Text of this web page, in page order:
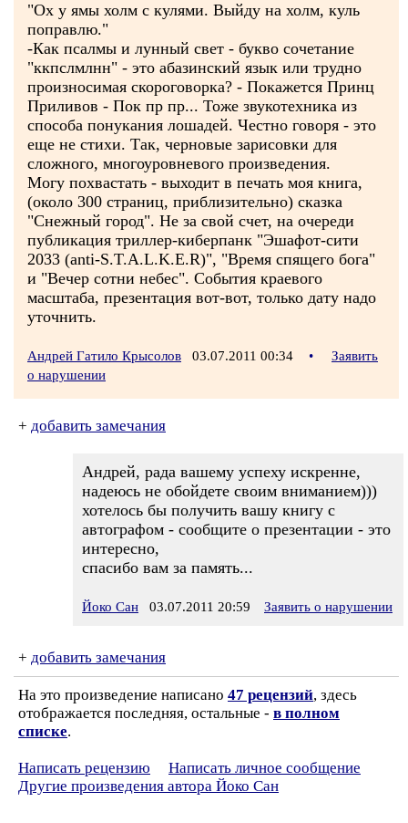
"Ох у ямы холм с кулями. Выйду на холм, куль
поправлю."
-Как псалмы и лунный свет - букво сочетание
"ккпслмлнн" - это абазинский язык или трудно
произносимая скороговорка? - Покажется Принц
Приливов - Пок пр пр... Тоже звукотехника из
способа понукания лошадей. Честно говоря - это
еще не стихи. Так, черновые зарисовки для
сложного, многоуровневого произведения.
Могу похвастать - выходит в печать моя книга,
(около 300 страниц, приблизительно) сказка
"Снежный город". Не за свой счет, на очереди
публикация триллер-киберпанк "Эшафот-сити
2033 (anti-S.T.A.L.K.E.R)", "Время спящего бога"
и "Вечер сотни небес". События краевого
масштаба, презентация вот-вот, только дату надо
уточнить.
Андрей Гатило Крысолов 03.07.2011 00:34 •
Заявить
о нарушении
+ добавить замечания
Андрей, рада вашему успеху искренне,
надеюсь не обойдете своим вниманием)))
хотелось бы получить вашу книгу с
автографом - сообщите о презентации - это
интересно,
спасибо вам за память...
Йоко Сан 03.07.2011 20:59 Заявить о нарушении
+ добавить замечания
На это произведение написано 47 рецензий, здесь
отображается последняя, остальные - в полном
списке.
Написать рецензию
Написать личное сообщение
Другие произведения автора Йоко Сан